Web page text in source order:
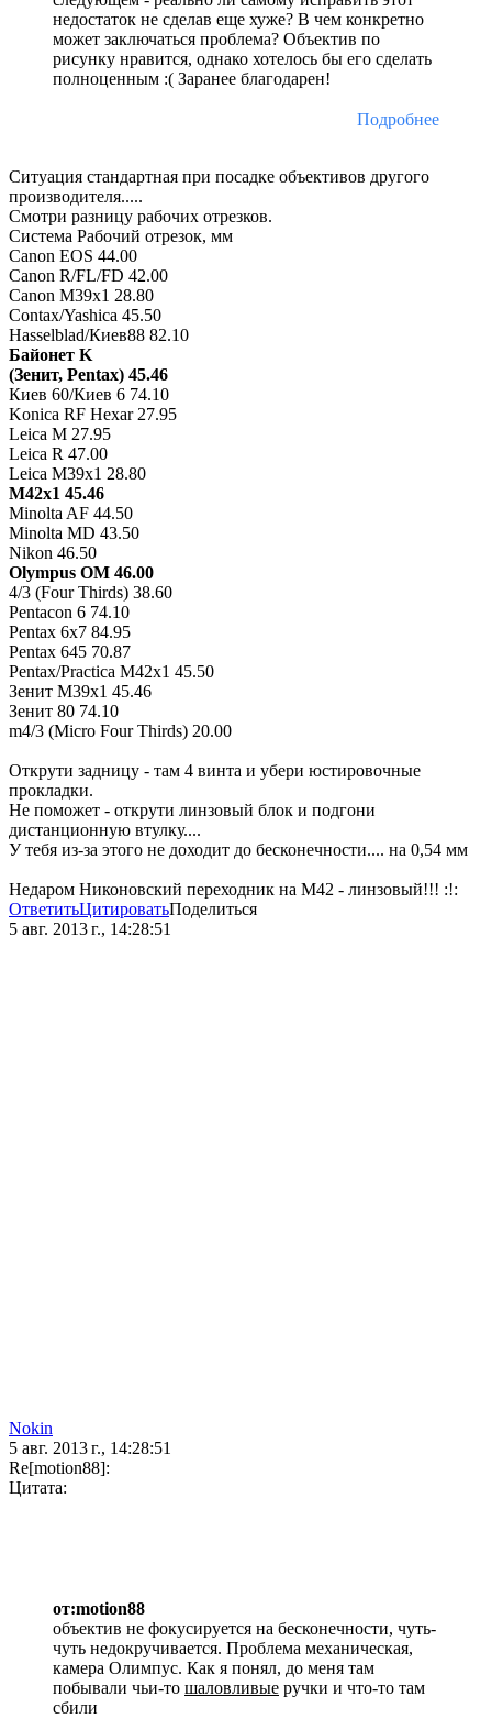
недостаток не сделав еще хуже? В чем конкретно
может заключаться проблема? Объектив по
рисунку нравится, однако хотелось бы его сделать
полноценным :( Заранее благодарен!
Подробнее
Ситуация стандартная при посадке объективов другого
производителя.....
Смотри разницу рабочих отрезков.
Система Рабочий отрезок, мм
Canon EOS 44.00
Canon R/FL/FD 42.00
Canon M39x1 28.80
Contax/Yashica 45.50
Hasselblad/Киев88 82.10
Байонет K
(Зенит, Pentax) 45.46
Киев 60/Киев 6 74.10
Konica RF Hexar 27.95
Leica M 27.95
Leica R 47.00
Leica M39x1 28.80
M42x1 45.46
Minolta AF 44.50
Minolta MD 43.50
Nikon 46.50
Olympus OM 46.00
4/3 (Four Thirds) 38.60
Pentacon 6 74.10
Pentax 6x7 84.95
Pentax 645 70.87
Pentax/Practica M42x1 45.50
Зенит M39x1 45.46
Зенит 80 74.10
m4/3 (Micro Four Thirds) 20.00
Открути задницу - там 4 винта и убери юстировочные
прокладки.
Не поможет - открути линзовый блок и подгони
дистанционную втулку....
У тебя из-за этого не доходит до бесконечности.... на 0,54 мм
Недаром Никоновский переходник на М42 - линзовый!!! :!:
ОтветитьЦитироватьПоделиться
5 авг. 2013 г., 14:28:51
Nokin
5 авг. 2013 г., 14:28:51
Re[motion88]:
Цитата:
от:motion88
объектив не фокусируется на бесконечности, чуть-
чуть недокручивается. Проблема механическая,
камера Олимпус. Как я понял, до меня там
побывали чьи-то шаловливые ручки и что-то там
сбили